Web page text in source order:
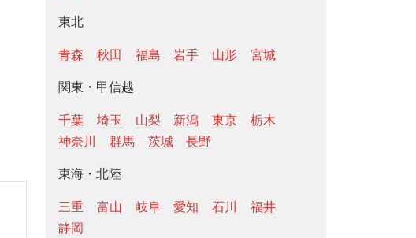
東北
青森 秋田 福島 岩手 山形 宮城
関東・甲信越
千葉 埼玉 山梨 新潟 東京
栃木
神奈川
群馬 茨城 長野
東海・北陸
三重 富山 岐阜 愛知 石川
福井
静岡